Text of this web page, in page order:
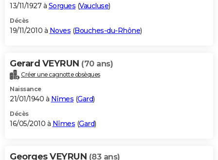
13/11/1927 à Sorgues (Vaucluse)
Décès
19/11/2010 à Noves (Bouches-du-Rhône)
Gerard VEYRUN (70 ans)
Créer une cagnotte obsèques
Naissance
21/01/1940 à Nîmes (Gard)
Décès
16/05/2010 à Nîmes (Gard)
Georges VEYRUN (83 ans)